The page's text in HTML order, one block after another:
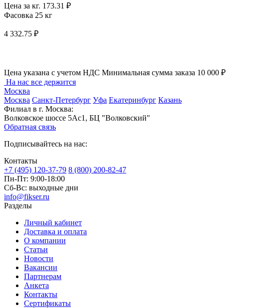
Цена за кг. 173.31 ₽
Фасовка 25 кг
4 332.75 ₽
Цена указана с учетом НДС Минимальная сумма заказа 10 000 ₽
На нас все держится
Москва
Москва Санкт-Петербург Уфа Екатеринбург Казань
Филиал в г. Москва:
Волковское шоссе 5Ас1, БЦ "Волковский"
Обратная связь
Подписывайтесь на нас:
Контакты
+7 (495) 120-37-79 8 (800) 200-82-47
Пн-Пт: 9:00-18:00
Сб-Вс: выходные дни
info@fikser.ru
Разделы
Личный кабинет
Доставка и оплата
О компании
Статьи
Новости
Вакансии
Партнерам
Анкета
Контакты
Сертификаты